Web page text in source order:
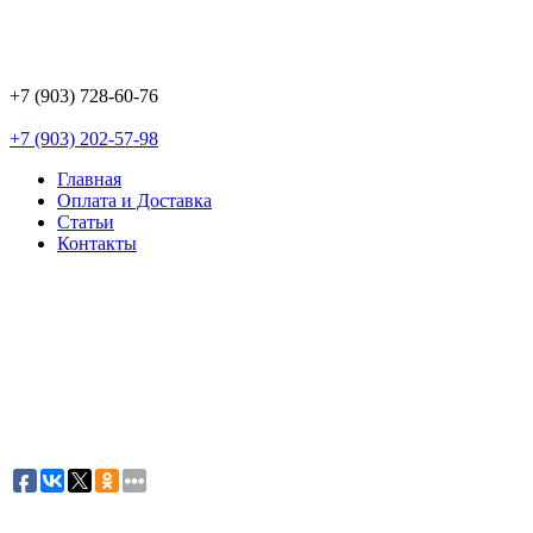
+7 (903) 728-60-76
+7 (903) 202-57-98
Главная
Оплата и Доставка
Статьи
Контакты